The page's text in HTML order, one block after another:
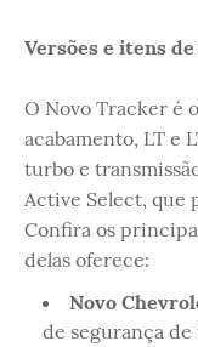
Versões e itens
O Novo Tracker é
acabamento, LT e
turbo e
Active Select, que
Confira os
delas oferece:
Novo
de segurança de